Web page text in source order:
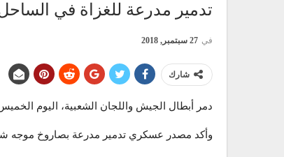
تدمير مدرعة للغزاة في
في 27 سبتمبر, 2018
شارك
دمر أبطال الجيش واللجان الشعبية، اليوم
وأكد مصدر عسكري تدمير مدرعة بصاروخ موجه